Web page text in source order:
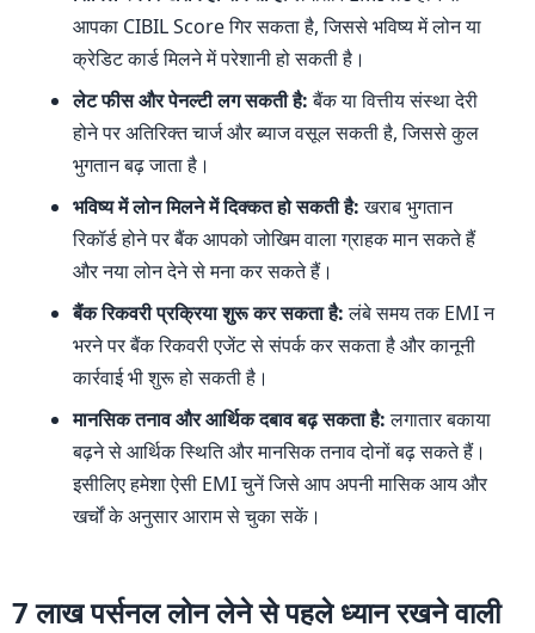
आपका CIBIL Score गिर सकता है, जिससे भविष्य में लोन या
क्रेडिट कार्ड मिलने में परेशानी हो सकती है।
लेट फीस और पेनल्टी लग सकती है:बैंक या वित्तीय संस्था देरी
होने पर अतिरिक्त चार्ज और ब्याज वसूल सकती है, जिससे कुल
भुगतान बढ़ जाता है।
भविष्य में लोन मिलने में दिक्कत हो सकती है:खराब भुगतान
रिकॉर्ड होने पर बैंक आपको जोखिम वाला ग्राहक मान सकते हैं
और नया लोन देने से मना कर सकते हैं।
बैंक रिकवरी प्रक्रिया शुरू कर सकता है:लंबे समय तक EMI न
भरने पर बैंक रिकवरी एजेंट से संपर्क कर सकता है और कानूनी
कार्रवाई भी शुरू हो सकती है।
मानसिक तनाव और आर्थिक दबाव बढ़ सकता है:लगातार बकाया
बढ़ने से आर्थिक स्थिति और मानसिक तनाव दोनों बढ़ सकते हैं।
इसीलिए हमेशा ऐसी EMI चुनें जिसे आप अपनी मासिक आय और
खर्चों के अनुसार आराम से चुका सकें।
7 लाख पर्सनल लोन लेने से पहले ध्यान रखने वाली